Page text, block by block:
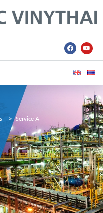
> Service A